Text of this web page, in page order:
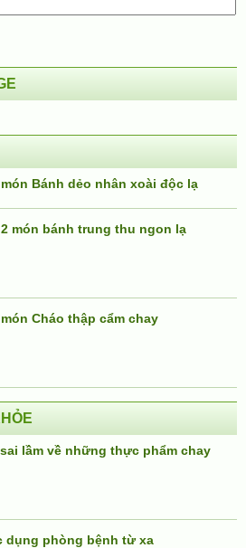
Bánh dẻo nhân xoài độc lạ
món bánh trung thu ngon lạ
Cháo thập cẩm chay
lầm về những thực phẩm chay
dụng phòng bệnh từ xa